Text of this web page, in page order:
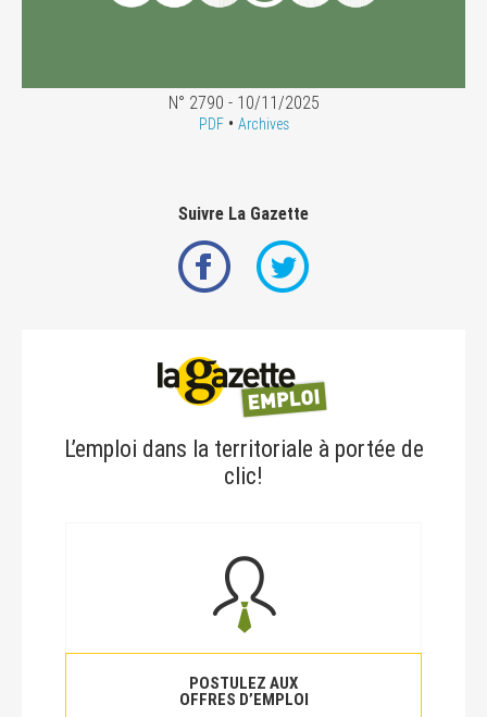
N° 2790 - 10/11/2025
PDF• Archives
Suivre La Gazette
L’emploi dans la territoriale à portée de
clic!
POSTULEZ AUX
OFFRES D’EMPLOI